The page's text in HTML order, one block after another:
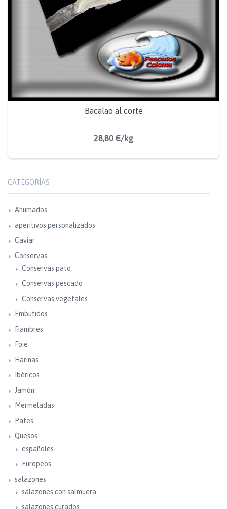
Bacalao al corte
28,80 €/kg
CATEGORÍAS
Ahumados
aperitivos personalizados
Caviar
Conservas
Conservas pato
Conservas pescado
Conservas vegetales
Embutidos
Fiambres
Foie
Harinas
Ibéricos
Jamón
Mermeladas
Pates
Quesos
españoles
Europeos
salazones
salazones con salmuera
salazones curados